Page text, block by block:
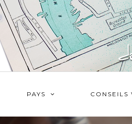
PAYS CONSEILS